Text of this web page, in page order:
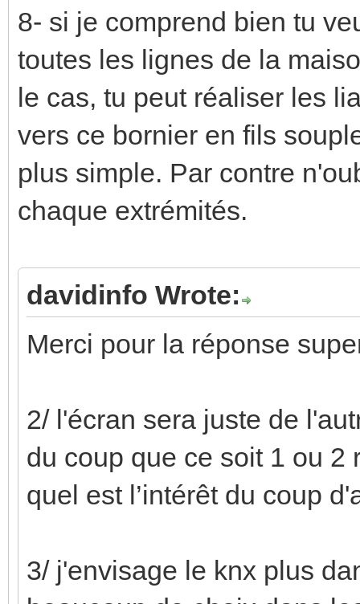
8- si je comprend bien tu
toutes les lignes de la
le cas, tu peut réaliser les
vers ce bornier en fils
plus simple. Par contre
chaque extrémités.
davidinfo Wrote:
Merci pour la réponse
2/ l'écran sera juste de
du coup que ce soit 1 ou 2
quel est l’intérêt du coup
3/ j'envisage le knx plus